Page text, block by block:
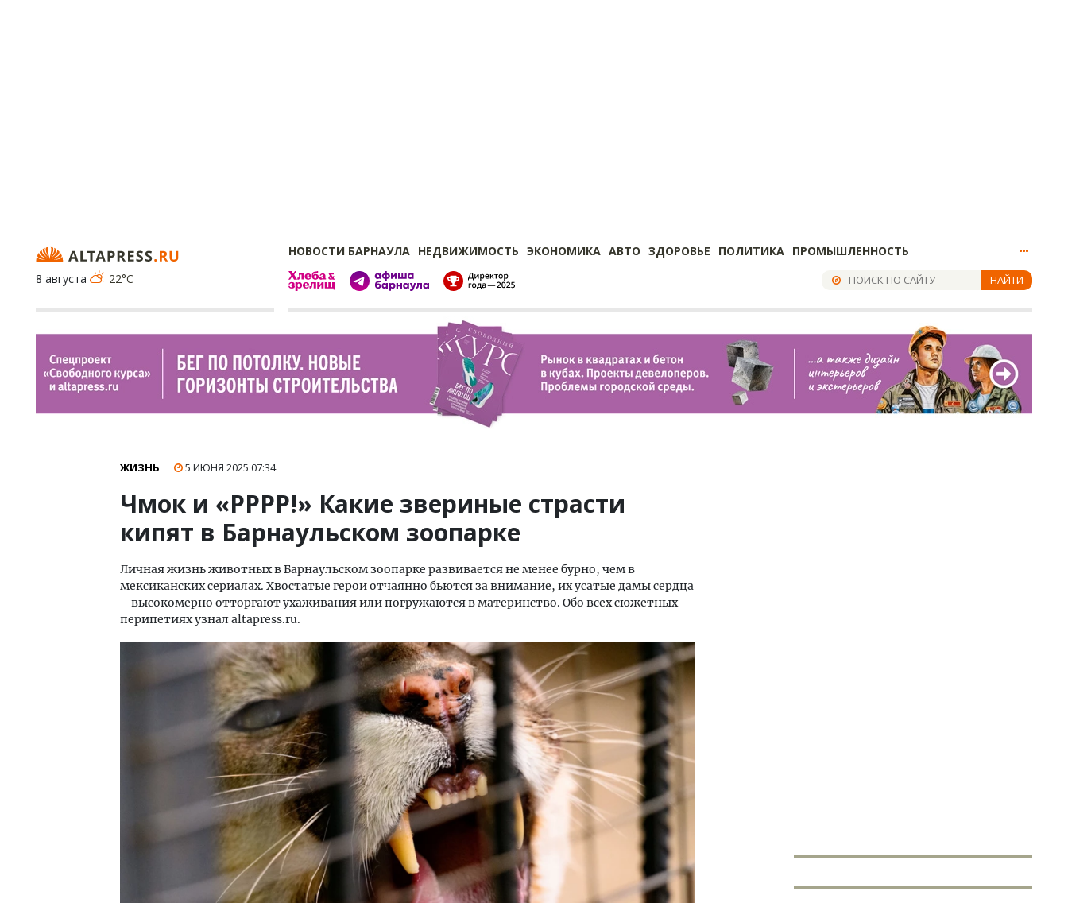
НОВОСТИ БАРНАУЛА НЕДВИЖИМОСТЬ ЭКОНОМИКА АВТО ЗДОРОВЬЕ ПОЛИТИКА ПРОМЫШЛЕННОСТЬ
8 августа
22°C НАЙТИ
ЖИЗНЬ 5 ИЮНЯ 2025 07:34
Чмок и «РРРР!» Какие звериные страсти
кипят в Барнаульском зоопарке
Личная жизнь животных в Барнаульском зоопарке развивается не менее бурно, чем в
мексиканских сериалах. Хвостатые герои отчаянно бьются за внимание, их усатые дамы сердца
– высокомерно отторгают ухаживания или погружаются в материнство. Обо всех сюжетных
перипетиях узнал altapress.ru.